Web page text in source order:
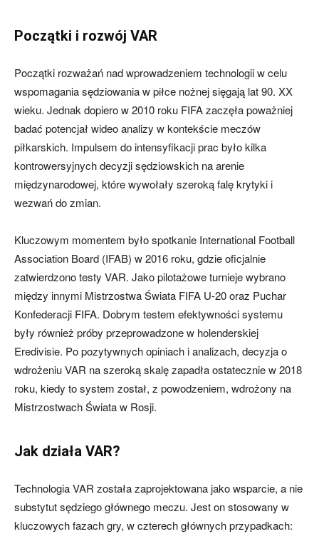
Początki i rozwój VAR
Początki rozważań nad wprowadzeniem technologii w celu
wspomagania sędziowania w piłce nożnej sięgają lat 90. XX
wieku. Jednak dopiero w 2010 roku FIFA zaczęła poważniej
badać potencjał wideo analizy w kontekście meczów
piłkarskich. Impulsem do intensyfikacji prac było kilka
kontrowersyjnych decyzji sędziowskich na arenie
międzynarodowej, które wywołały szeroką falę krytyki i
wezwań do zmian.
Kluczowym momentem było spotkanie International Football
Association Board (IFAB) w 2016 roku, gdzie oficjalnie
zatwierdzono testy VAR. Jako pilotażowe turnieje wybrano
między innymi Mistrzostwa Świata FIFA U-20 oraz Puchar
Konfederacji FIFA. Dobrym testem efektywności systemu
były również próby przeprowadzone w holenderskiej
Eredivisie. Po pozytywnych opiniach i analizach, decyzja o
wdrożeniu VAR na szeroką skalę zapadła ostatecznie w 2018
roku, kiedy to system został, z powodzeniem, wdrożony na
Mistrzostwach Świata w Rosji.
Jak działa VAR?
Technologia VAR została zaprojektowana jako wsparcie, a nie
substytut sędziego głównego meczu. Jest on stosowany w
kluczowych fazach gry, w czterech głównych przypadkach: